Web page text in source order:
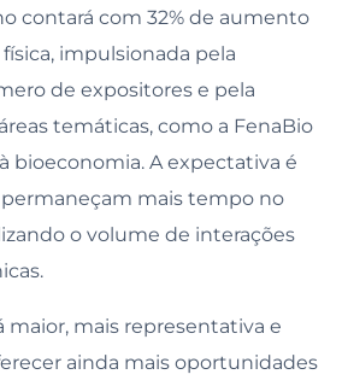
contará com 32% de aumento
impulsionada pela
de expositores e pela
temáticas, como a FenaBio
bioeconomia. A expectativa é
mais tempo no
o volume de interações
maior, mais representativa e
ainda mais oportunidades